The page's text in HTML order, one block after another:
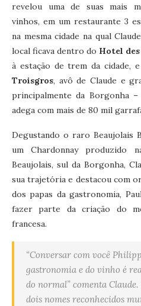
revelou uma de suas mais
vinhos, em um restaurante 3
na mesma cidade na qual
local ficava dentro do Hotel
à estação de trem da cidade,
Troisgros, avô de Claude e
principalmente da Borgonha
adega com mais de 80 mil
Degustando o raro Beaujolais
um Chardonnay produzido
Beaujolais, sul da Borgonha,
sua trajetória e destacou com
dos papas da gastronomia,
fazer parte da criação do
francesa.
“Conversar com você
gastronomia e do vinho é
do normal” comenta
dois nomes reconhecidos